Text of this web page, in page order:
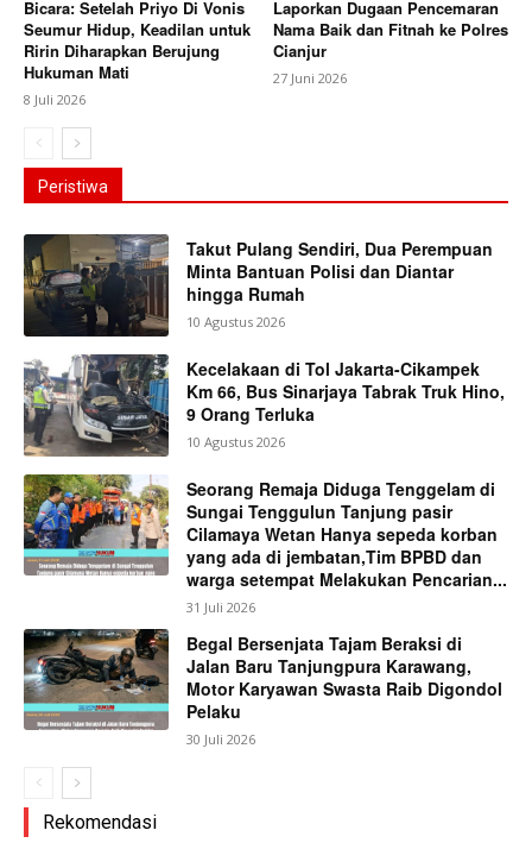
Bicara: Setelah Priyo Di Vonis
Seumur Hidup, Keadilan untuk
Ririn Diharapkan Berujung
Hukuman Mati
8 Juli 2026
Laporkan Dugaan Pencemaran
Nama Baik dan Fitnah ke Polres
Cianjur
27 Juni 2026
Peristiwa
Takut Pulang Sendiri, Dua Perempuan
Minta Bantuan Polisi dan Diantar
hingga Rumah
10 Agustus 2026
Kecelakaan di Tol Jakarta-Cikampek
Km 66, Bus Sinarjaya Tabrak Truk Hino,
9 Orang Terluka
10 Agustus 2026
Seorang Remaja Diduga Tenggelam di
Sungai Tenggulun Tanjung pasir
Cilamaya Wetan Hanya sepeda korban
yang ada di jembatan,Tim BPBD dan
warga setempat Melakukan Pencarian...
31 Juli 2026
Begal Bersenjata Tajam Beraksi di
Jalan Baru Tanjungpura Karawang,
Motor Karyawan Swasta Raib Digondol
Pelaku
30 Juli 2026
Rekomendasi